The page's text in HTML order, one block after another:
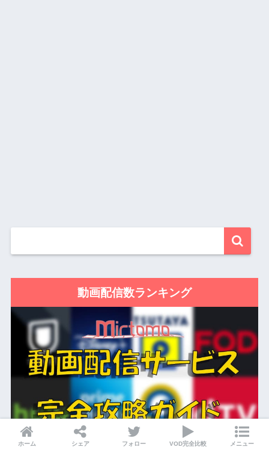
動画配信数ランキング
ホーム シェア フォロー VOD完全比較 メニュー